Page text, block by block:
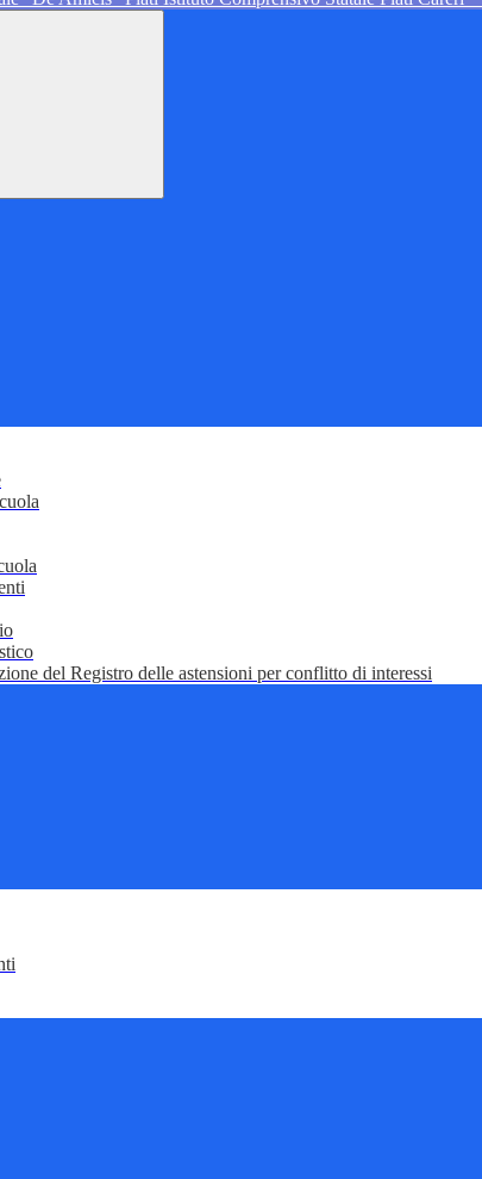
del Registro delle astensioni per conflitto di interessi